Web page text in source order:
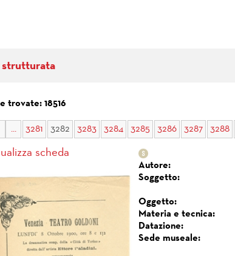
strutturata
trovate: 18516
... 3281 3282 3283 3284 3285 3286 3287 3288
scheda
Autore:
Soggetto:
Oggetto:
Materia e tecnica:
Datazione:
Sede museale: